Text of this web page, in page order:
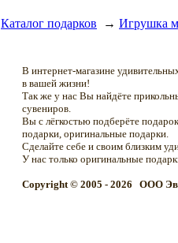
Каталог подарков → Игрушка
В интернет-магазине
в вашей жизни!
Так же у нас Вы найдёте
сувениров.
Вы с лёгкостью подберёте
подарки, оригинальные подарки.
Сделайте себе и своим близким
У нас только оригинальные
Copyright © 2005 - 2026 OOO